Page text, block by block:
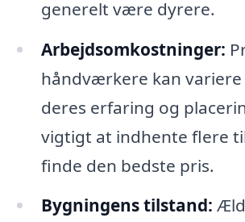
generelt være dyrere.
Arbejdsomkostninger:
håndværkere kan
deres erfaring og
vigtigt at indhente flere
finde den bedste pris.
Bygningens tilstand: